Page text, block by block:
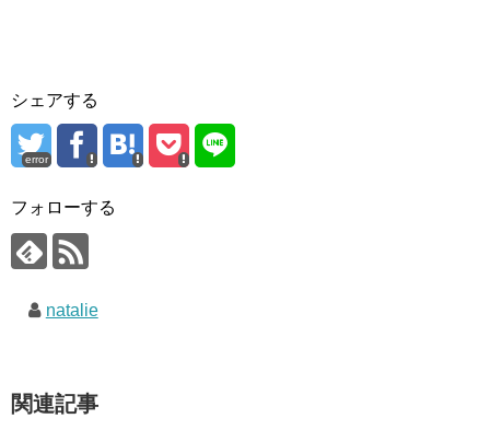
シェアする
error
フォローする
natalie
関連記事